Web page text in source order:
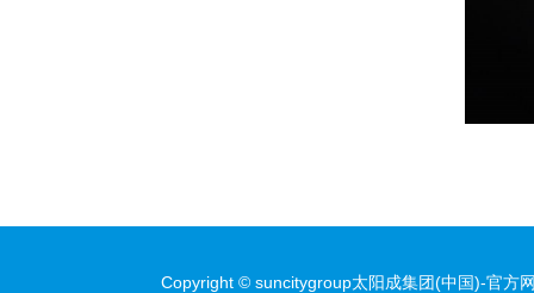
Copyright © suncitygroup太阳成集团(中国)-官方